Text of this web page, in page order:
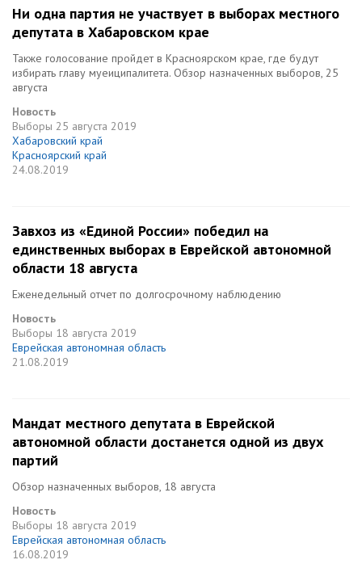
Ни одна партия не участвует в выборах местного
депутата в Хабаровском крае
Также голосование пройдет в Красноярском крае, где будут
избирать главу муеиципалитета. Обзор назначенных выборов, 25
августа
Новость
Выборы 25 августа 2019
Хабаровский край
Красноярский край
24.08.2019
Завхоз из «Единой России» победил на
единственных выборах в Еврейской автономной
области 18 августа
Еженедельный отчет по долгосрочному наблюдению
Новость
Выборы 18 августа 2019
Еврейская автономная область
21.08.2019
Мандат местного депутата в Еврейской
автономной области достанется одной из двух
партий
Обзор назначенных выборов, 18 августа
Новость
Выборы 18 августа 2019
Еврейская автономная область
16.08.2019